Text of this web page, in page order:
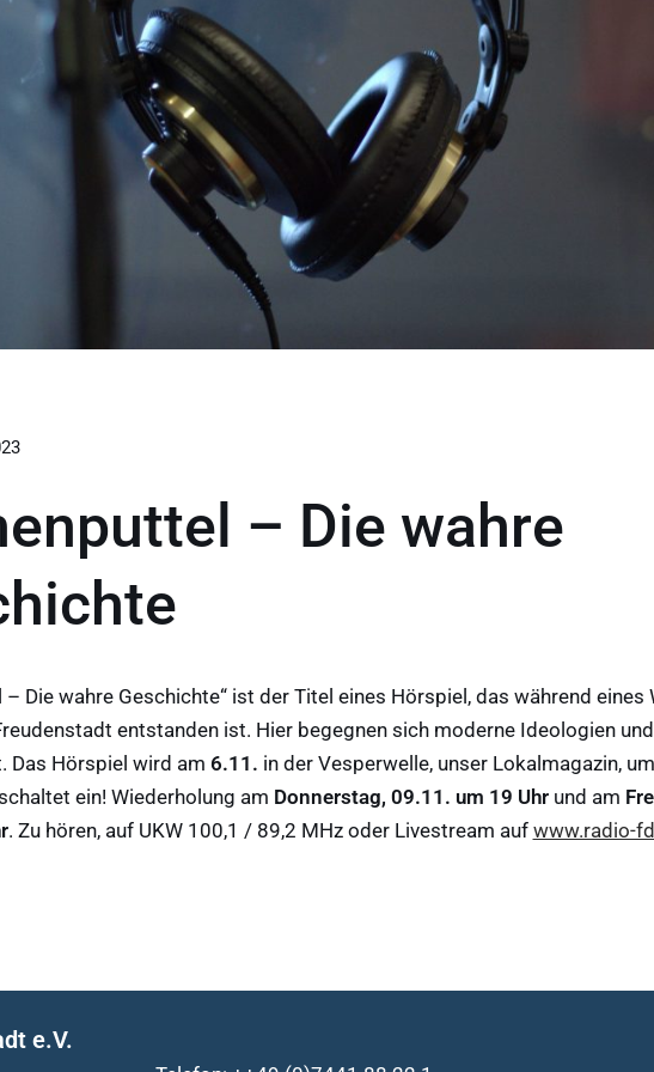
– Die wahre
– Die wahre Geschichte“ ist der Titel eines Hörspiel, das während eines
entstanden ist. Hier begegnen sich moderne Ideologien
Das Hörspiel wird am 6.11. in der Vesperwelle, unser Lokalmagazin,
ein! Wiederholung am Donnerstag, 09.11. um 19 Uhrund am
. Zu hören, auf UKW 100,1 / 89,2 MHz oder Livestream auf www.radio-
e.V.